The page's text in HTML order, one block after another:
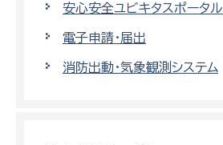
安心安全ユビキタスポータル
電子申請・届出
消防出動・気象観測システム